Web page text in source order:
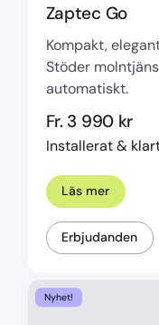
Zaptec Go
Kompakt,
Stöder
automatiskt.
Fr. 3 990 kr
Installerat &
Läs mer
Erbjudanden
Nyhet!